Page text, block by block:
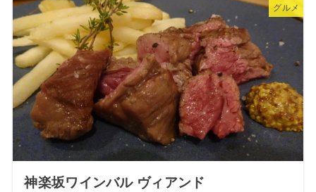
グルメ
神楽坂ワインバル ヴィアンド